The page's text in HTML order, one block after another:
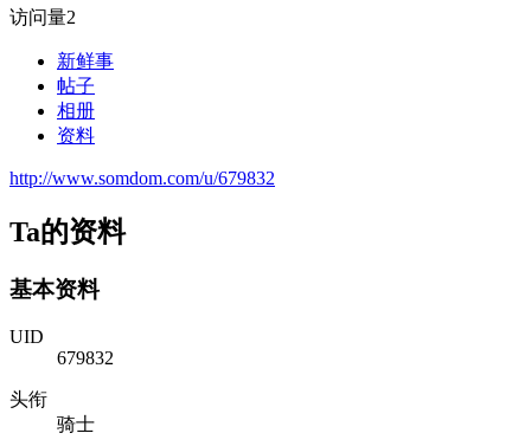
访问量2
新鲜事
帖子
相册
资料
http://www.somdom.com/u/679832
Ta的资料
基本资料
UID
679832
头衔
骑士